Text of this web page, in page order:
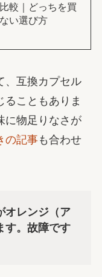
較｜どっちを買
い選び方
、互換カプセル
ることもありま
に物足りなさが
の記事も合わせ
オレンジ（ア
す。故障です